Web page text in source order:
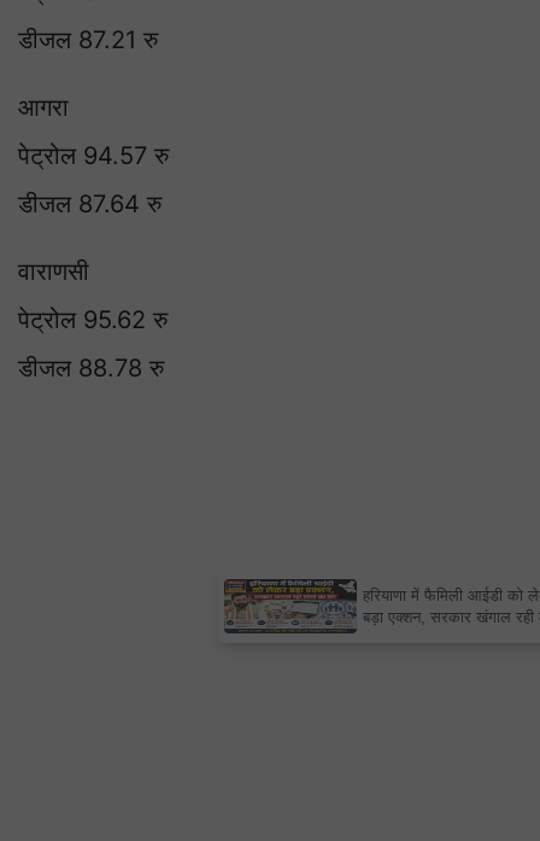
डीजल 87.21 रु
आगरा
पेट्रोल 94.57 रु
डीजल 87.64 रु
वाराणसी
पेट्रोल 95.62 रु
डीजल 88.78 रु
×
हरियाणा में फैमिली आईडी को लेकर
बड़ा एक्शन, सरकार खंगाल रही लोगों
का डेटा